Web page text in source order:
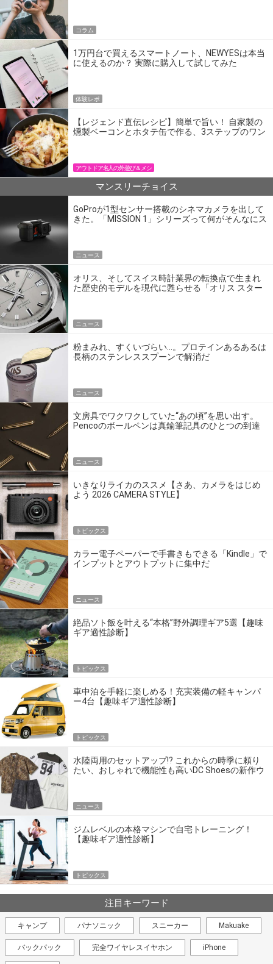
コラム
1万円台で買えるスマートノート、NEWYESは本当
に使えるのか？ 実際に購入して試してみた
体験レポ
【レジェンド直伝レシピ】簡単で旨い！ 自家製の
燻製ベーコンとホタテ缶で作る、3ステップのワン
アウトドア名人の外遊び＆メシ
マンスリーチョイス
GoProが1型センサー搭載のシネマカメラを出して
きた。「MISSION 1」シリーズって何がそんなにス
ニュース
オリス、そしてスイス時計業界の転換点で生まれ
た歴史的モデルを現代に甦らせる「オリス スター
ニュース
粉まみれ、すくいづらい…。プロテインあるあるは
長柄のステンレススプーンで解消だ
ニュース
文房具でワクワクしていた“あの頃”を思い出す。
Pencoのボールペンは真鍮筆記具のひとつの到達
ニュース
いきなりライカのススメ【さあ、カメラをはじめ
よう 2026 CAMERA STYLE】
トピックス
カラー電子ペーパーで手書きもできる「Kindle」で
インプットとアウトプットに集中だ
ニュース
絶品ソト飯を叶える“本格”野外調理ギア5選【趣味
ギア適性診断】
トピックス
車中泊を手軽に楽しめる！充実装備の軽キャンパ
ー4台【趣味ギア適性診断】
トピックス
水陸両用のセットアップ!? これからの時季に頼り
たい、おしゃれで機能性も高いDC Shoesの新作ウ
ニュース
ジムレベルの本格マシンで自宅トレーニング！
【趣味ギア適性診断】
トピックス
注目キーワード
キャンプ パナソニック スニーカー Makuake
バックパック 完全ワイヤレスイヤホン iPhone